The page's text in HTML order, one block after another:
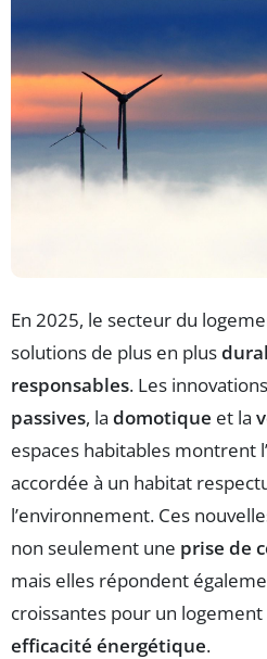
En 2025, le secteur du
solutions de plus en plus
responsables. Les
passives, la domotique et la
espaces habitables montrent
accordée à un habitat
l’environnement. Ces
non seulement une prise de
mais elles répondent
croissantes pour un
efficacité énergétique.